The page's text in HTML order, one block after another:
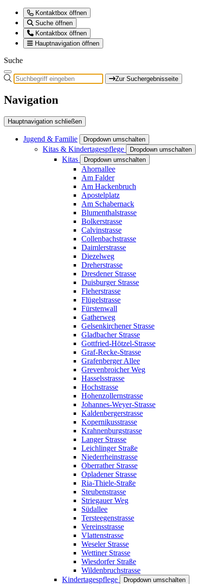
Kontaktbox öffnen
Suche öffnen
Kontaktbox öffnen
Hauptnavigation öffnen
Suche
Zur Suchergebnisseite
Navigation
Hauptnavigation schließen
Jugend & Familie Dropdown umschalten
Kitas & Kindertagespflege Dropdown umschalten
Kitas Dropdown umschalten
Ahornallee
Am Falder
Am Hackenbruch
Apostelplatz
Am Schabernack
Blumenthalstrasse
Bolkerstrasse
Calvinstrasse
Collenbachstrasse
Daimlerstrasse
Diezelweg
Dreherstrasse
Dresdener Strasse
Duisburger Strasse
Fleherstrasse
Flügelstrasse
Fürstenwall
Gatherweg
Gelsenkirchener Strasse
Gladbacher Strasse
Gottfried-Hötzel-Strasse
Graf-Recke-Strasse
Grafenberger Allee
Grevenbroicher Weg
Hasselsstrasse
Hochstrasse
Hohenzollernstrasse
Johannes-Weyer-Strasse
Kaldenbergerstrasse
Kopernikusstrasse
Krahnenburgstrasse
Langer Strasse
Leichlinger Straße
Niederrheinstrasse
Oberrather Strasse
Opladener Strasse
Ria-Thiele-Straße
Steubenstrasse
Striegauer Weg
Südallee
Tersteegenstrasse
Vereinsstrasse
Vlattenstrasse
Weseler Strasse
Wettiner Strasse
Wiesdorfer Straße
Wildenbruchstrasse
Kindertagespflege
Dropdown umschalten